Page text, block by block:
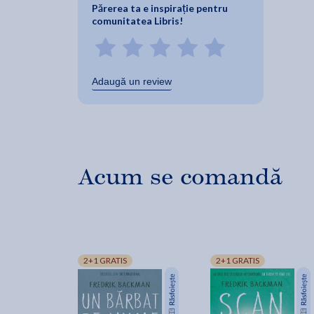
Părerea ta e inspirație pentru
comunitatea Libris!
Adaugă un review
Acum se comandă
2+1 GRATIS 2+1 GRATIS